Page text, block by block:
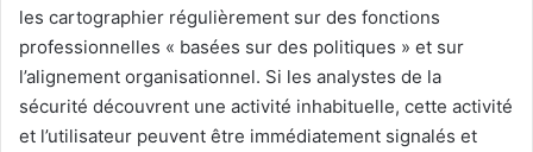
les cartographier régulièrement sur des fonctions
professionnelles « basées sur des politiques » et sur
l’alignement organisationnel. Si les analystes de la
sécurité découvrent une activité inhabituelle, cette activité
et l’utilisateur peuvent être immédiatement signalés et